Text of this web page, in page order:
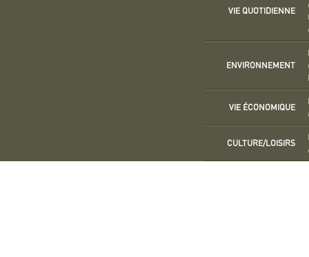
VIE QUOTIDIENNE
ENVIRONNEMENT
VIE ÉCONOMIQUE
CULTURE/LOISIRS